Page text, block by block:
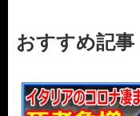
おすすめ記事